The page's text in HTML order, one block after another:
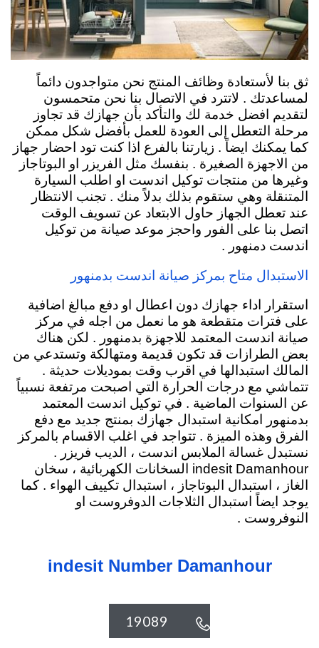
ثق بنا لأستعادة وظائف المنتج نحن متواجدون دائماً
لمساعدتك . لاتترد في الاتصال بنا نحن متحمسون
لتقديم افضل خدمة لك والتأكد بأن جهازك قد تجاوز
مرحلة التعطل إلى العودة للعمل بأفضل شكل ممكن
كما يمكنك ايضاً . زيارتنا بالفرع اذا كنت تود احضار جهاز
من الاجهزة الصغيرة . بنفسك مثل الفريزر او البوتاجاز
وغيرها من منتجات توكيل اندست او اطلب السيارة
المتنقلة وهي ستقوم بذلك بدلاً منك . تجنب الانتظار
عند تعطل الجهاز حاول الابتعاد عن تسويف الوقت
اتصل بنا على الفور واحجز موعد صيانة من توكيل
اندست دمنهور .
الاستبدال متاح بمركز صيانة اندست بدمنهور
استقرار اداء جهازك دون اعطال او دفع مبالغ اضافية
على فترات متقطعة هو ما نعمل من اجله في مركز
صيانة اندست المعتمد للاجهزة بدمنهور . لكن هناك
بعض الطرازات قد تكون قديمة ومتهالكة وتستدعي من
المالك استبدالها في اقرب وقت بموديلات حديثة .
تتماشي مع درجات الحرارة التي اصبحت مرتفعة نسبياً
عن السنوات الماضية . في توكيل اندست المعتمد
بدمنهور امكانية استبدال جهازك بمنتج جديد مع دفع
الفرق وهذه الميزة . تتواجد في اغلب الاقسام بالمركز
نستبدل غسالة الملابس اندست ، الديب فريزر .
indesit Damanhour السخانات الكهربائية
، سخان
الغاز ، استبدال البوتاجاز ، استبدال تكييف الهواء . كما
يوجد ايضاً استبدال الثلاجات الدوفروست او
النوفروست .
indesit Number Damanhour

19089